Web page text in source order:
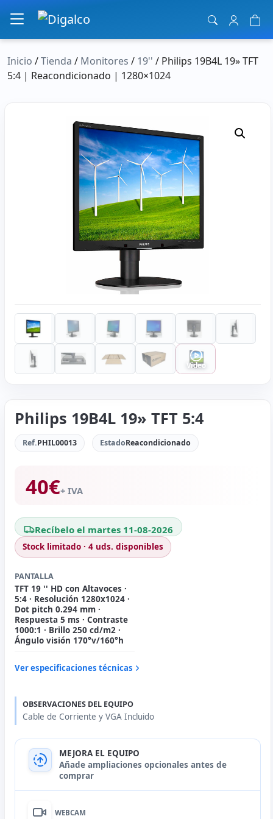
Navegación principal
Inicio /Tienda / Monitores / 19'' / Philips 19B4L 19» TFT
5:4 | Reacondicionado | 1280×1024
Vídeo
Philips 19B4L 19» TFT 5:4
Ref.PHIL00013 EstadoReacondicionado
40€+ IVA
Recíbelo el martes 11-08-2026
Stock limitado · 4 uds. disponibles
PANTALLA
TFT 19 '' HD con Altavoces ·
5:4 · Resolución 1280x1024 ·
Dot pitch 0.294 mm ·
Respuesta 5 ms · Contraste
1000:1 · Brillo 250 cd/m2 ·
Ángulo visión 170°v/160°h
Ver especificaciones técnicas
OBSERVACIONES DEL EQUIPO
Cable de Corriente y VGA Incluido
MEJORA EL EQUIPO
Añade ampliaciones opcionales antes de
comprar
WEBCAM